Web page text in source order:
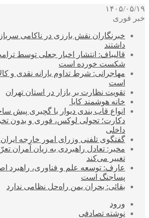
۱۴۰۵/۰۵/۱۹
خبر فوری
خبرنگاران نقش بارزی در ناکامی
داشتند
قالیباف: انتشار اخبار جعلی توسط
شکست خورده است
مهاجرانی: شرط تداوم یارانه نقدی و
است
تقویت نظارت بر بازار در استان تهران
خانه هوشمند کایا
انواع قاب بندی دیوار با گچبری پیش
دکارت؛ تحولی لوکس، فوری و بدون
داخلی
گفتگوی تلفنی وزرای امور خارجه
مخبر: تعادل راهبردی به زیان آمران
تغییر می‌کند
عارف: توسعه علم و فناوری، راهبرد
پساجنگ است
بقائی: بحران یمن راه‌حل نظامی ندارد
ورود
نوشته تصادفی